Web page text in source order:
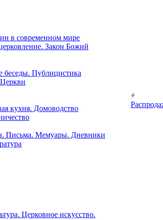
в современном мире
Закон Божий
Публицистика
кухня. Домоводство
Письма. Мемуары. Дневники
Церковное искусство.